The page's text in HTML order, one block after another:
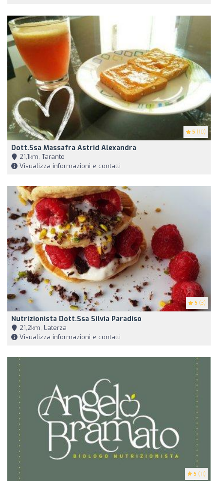
5 (10)
Dott.ssa Massafra Astrid Alexandra
21,1km, Taranto
Visualizza informazioni e contatti
5 (3)
Nutrizionista Dott.ssa Silvia Paradiso
21,2km, Laterza
Visualizza informazioni e contatti
5 (11)